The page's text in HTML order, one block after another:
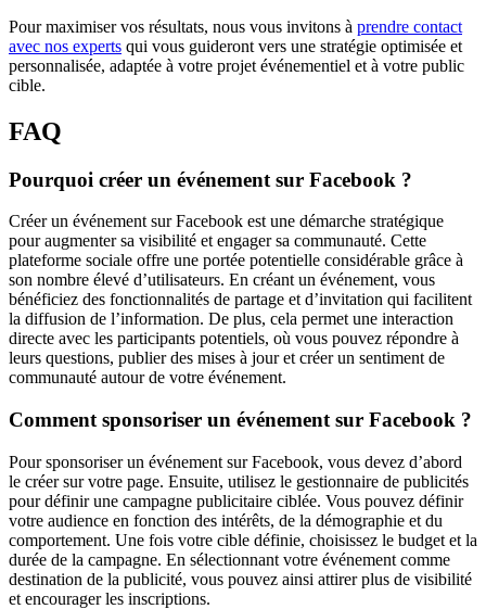
Pour maximiser vos résultats, nous vous invitons à prendre contact
avec nos experts qui vous guideront vers une stratégie optimisée et
personnalisée, adaptée à votre projet événementiel et à votre public
cible.
FAQ
Pourquoi créer un événement sur Facebook ?
Créer un événement sur Facebook est une démarche stratégique
pour augmenter sa visibilité et engager sa communauté. Cette
plateforme sociale offre une portée potentielle considérable grâce à
son nombre élevé d’utilisateurs. En créant un événement, vous
bénéficiez des fonctionnalités de partage et d’invitation qui facilitent
la diffusion de l’information. De plus, cela permet une interaction
directe avec les participants potentiels, où vous pouvez répondre à
leurs questions, publier des mises à jour et créer un sentiment de
communauté autour de votre événement.
Comment sponsoriser un événement sur Facebook ?
Pour sponsoriser un événement sur Facebook, vous devez d’abord
le créer sur votre page. Ensuite, utilisez le gestionnaire de publicités
pour définir une campagne publicitaire ciblée. Vous pouvez définir
votre audience en fonction des intérêts, de la démographie et du
comportement. Une fois votre cible définie, choisissez le budget et la
durée de la campagne. En sélectionnant votre événement comme
destination de la publicité, vous pouvez ainsi attirer plus de visibilité
et encourager les inscriptions.